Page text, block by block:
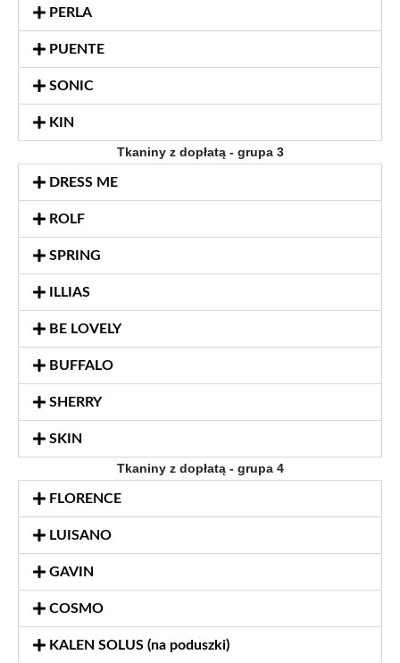
PERLA
PUENTE
SONIC
KIN
Tkaniny z dopłatą - grupa 3
DRESS ME
ROLF
SPRING
ILLIAS
BE LOVELY
BUFFALO
SHERRY
SKIN
Tkaniny z dopłatą - grupa 4
FLORENCE
LUISANO
GAVIN
COSMO
KALEN SOLUS (na poduszki)